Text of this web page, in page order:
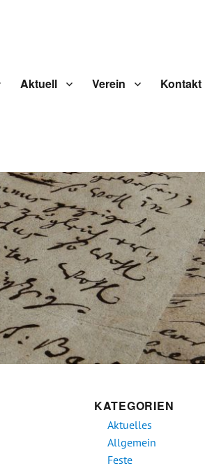
Aktuell Verein Kontakt
KATEGORIEN
Aktuelles
Allgemein
Feste